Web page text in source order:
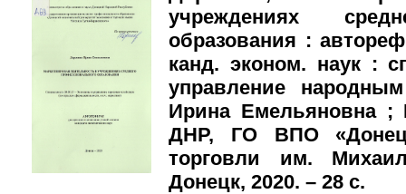
учреждениях
образования :
канд. эконом. наук :
управление
Ирина Емельяновна ;
ДНР, ГО ВПО
торговли им.
Донецк, 2020. – 28 с.